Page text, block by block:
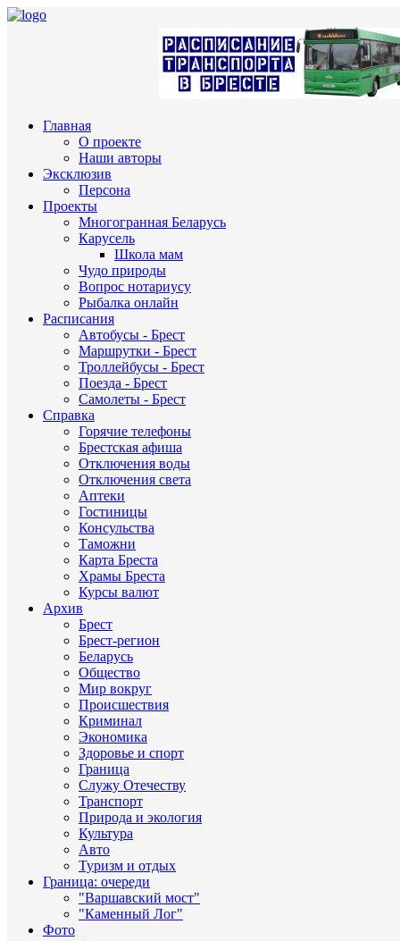
Главная
О проекте
Наши авторы
Эксклюзив
Персона
Проекты
Многогранная Беларусь
Карусель
Школа мам
Чудо природы
Вопрос нотариусу
Рыбалка онлайн
Расписания
Автобусы - Брест
Маршрутки - Брест
Троллейбусы - Брест
Поезда - Брест
Самолеты - Брест
Справка
Горячие телефоны
Брестская афиша
Отключения воды
Отключения света
Аптеки
Гостиницы
Консульства
Таможни
Карта Бреста
Храмы Бреста
Курсы валют
Архив
Брест
Брест-регион
Беларусь
Общество
Мир вокруг
Происшествия
Криминал
Экономика
Здоровье и спорт
Граница
Служу Отечеству
Транспорт
Природа и экология
Культура
Авто
Туризм и отдых
Граница: очереди
"Варшавский мост"
"Каменный Лог"
Фото